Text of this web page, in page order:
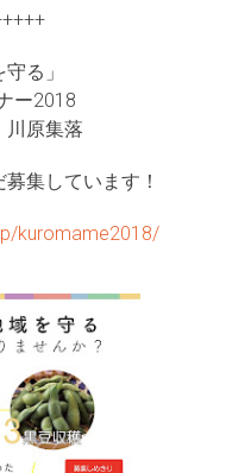
る」
ー2018
川原集落
集しています！
kuromame2018/